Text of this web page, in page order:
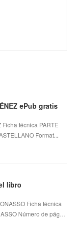
ePub gratis
Ficha técnica PARTE
Format...
libro
Ficha técnica
Número de pág…